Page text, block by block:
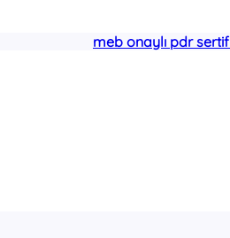
meb onaylı pdr